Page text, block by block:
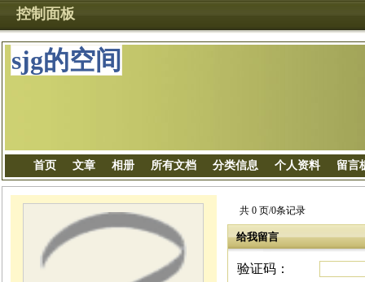
控制面板
sjg的空间
首页 文章 相册 所有文档 分类信息 个人资料 留言
共 0 页/0条记录
给我留言
验证码：